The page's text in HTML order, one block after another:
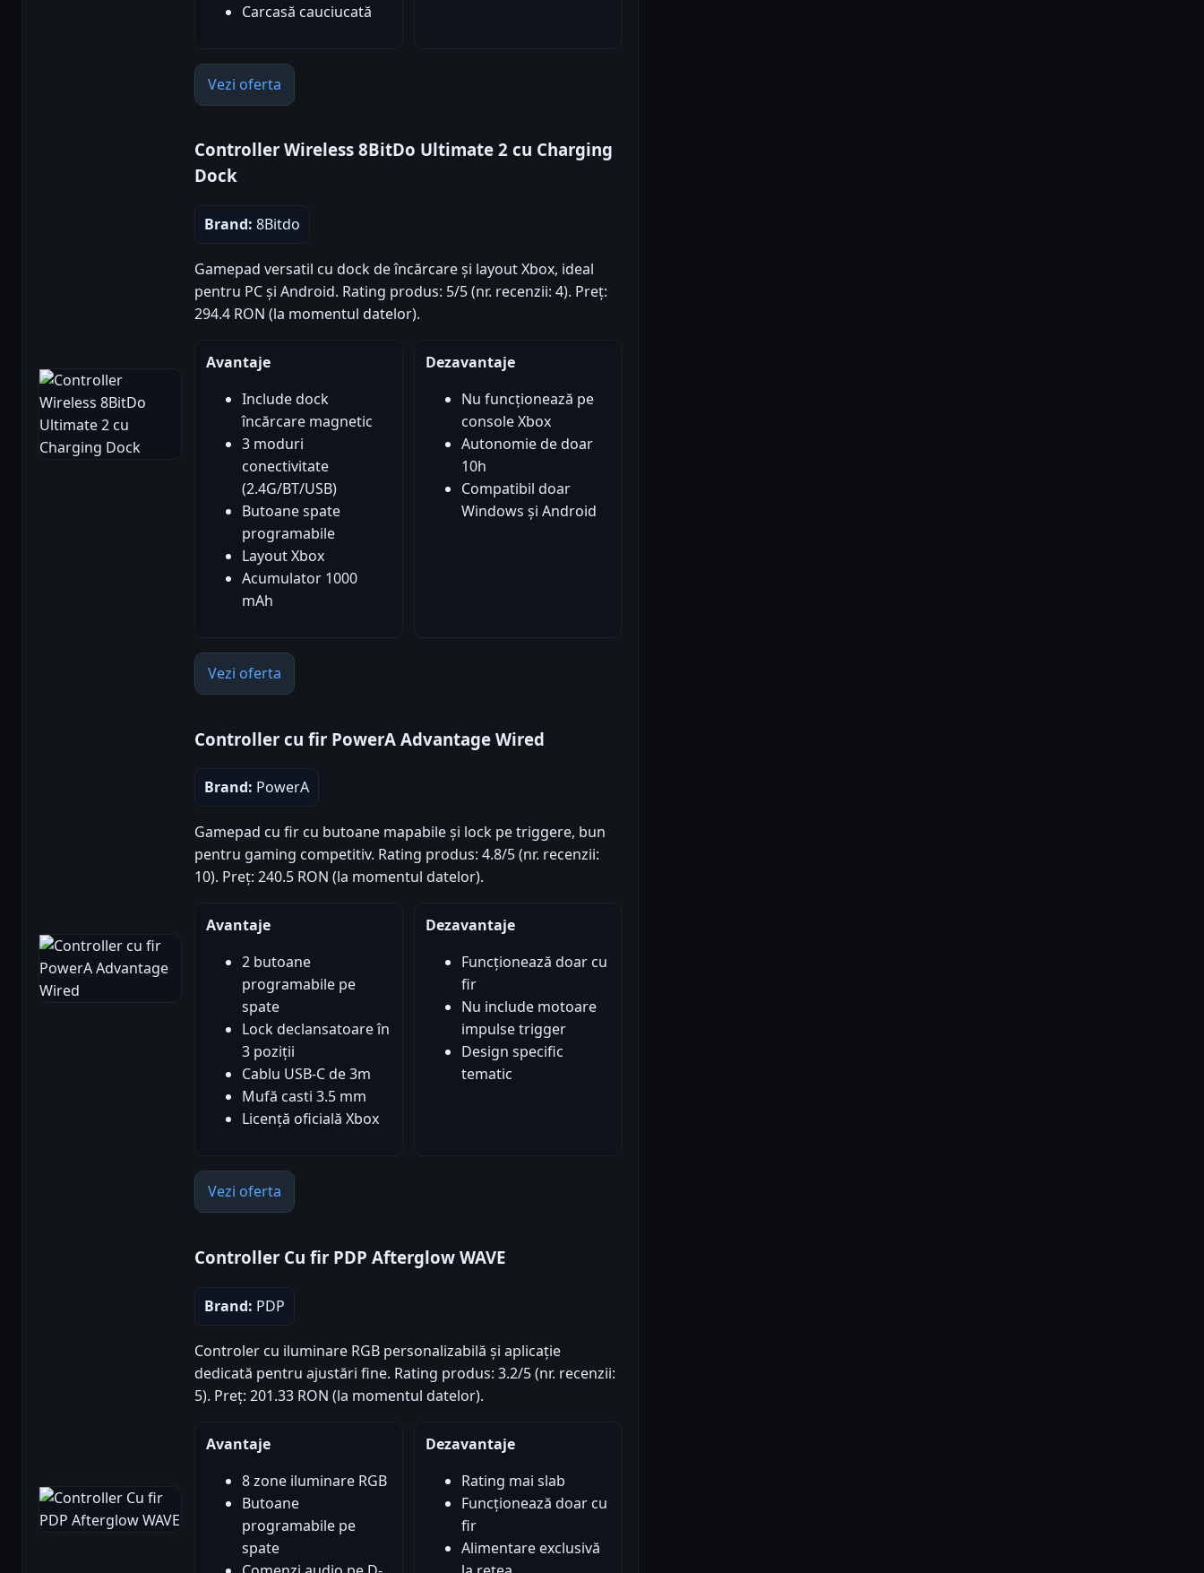
Carcasă cauciucată
Vezi oferta
Controller Wireless 8BitDo Ultimate 2 cu Charging
Dock
Brand: 8Bitdo
Gamepad versatil cu dock de încărcare și layout Xbox, ideal
pentru PC și Android. Rating produs: 5/5 (nr. recenzii: 4). Preț:
294.4 RON (la momentul datelor).
Avantaje
Include dock
încărcare magnetic
3 moduri
conectivitate
(2.4G/BT/USB)
Butoane spate
programabile
Layout Xbox
Acumulator 1000
mAh
Dezavantaje
Nu funcționează pe
console Xbox
Autonomie de doar
10h
Compatibil doar
Windows și Android
Vezi oferta
Controller cu fir PowerA Advantage Wired
Brand: PowerA
Gamepad cu fir cu butoane mapabile și lock pe triggere, bun
pentru gaming competitiv. Rating produs: 4.8/5 (nr. recenzii:
10). Preț: 240.5 RON (la momentul datelor).
Avantaje
2 butoane
programabile pe
spate
Lock declansatoare în
3 poziții
Cablu USB-C de 3m
Mufă casti 3.5 mm
Licență oficială Xbox
Dezavantaje
Funcționează doar cu
fir
Nu include motoare
impulse trigger
Design specific
tematic
Vezi oferta
Controller Cu fir PDP Afterglow WAVE
Brand: PDP
Controler cu iluminare RGB personalizabilă și aplicație
dedicată pentru ajustări fine. Rating produs: 3.2/5 (nr. recenzii:
5). Preț: 201.33 RON (la momentul datelor).
Avantaje
8 zone iluminare RGB
Butoane
programabile pe
spate
Dezavantaje
Rating mai slab
Funcționează doar cu
fir
Alimentare exclusivă